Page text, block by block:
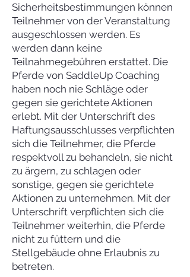
Sicherheitsbestimmungen können
Teilnehmer von der Veranstaltung
ausgeschlossen werden. Es
werden dann keine
Teilnahmegebühren erstattet. Die
Pferde von SaddleUp Coaching
haben noch nie Schläge oder
gegen sie gerichtete Aktionen
erlebt. Mit der Unterschrift des
Haftungsausschlusses verpflichten
sich die Teilnehmer, die Pferde
respektvoll zu behandeln, sie nicht
zu ärgern, zu schlagen oder
sonstige, gegen sie gerichtete
Aktionen zu unternehmen. Mit der
Unterschrift verpflichten sich die
Teilnehmer weiterhin, die Pferde
nicht zu füttern und die
Stellgebäude ohne Erlaubnis zu
betreten.